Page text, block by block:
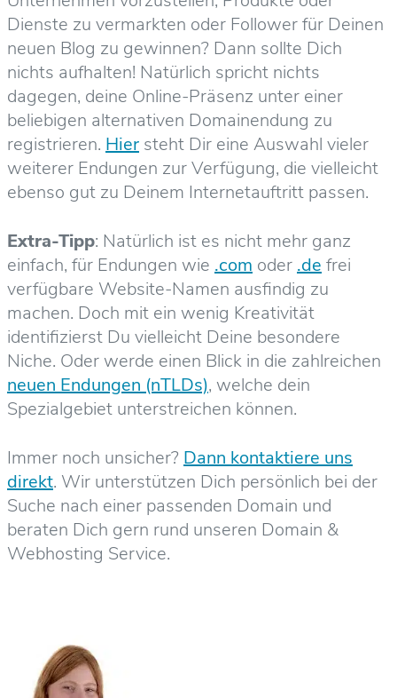
Dienste zu vermarkten oder Follower für Deinen
neuen Blog zu gewinnen? Dann sollte Dich
nichts aufhalten! Natürlich spricht nichts
dagegen, deine Online-Präsenz unter einer
beliebigen alternativen Domainendung zu
registrieren. Hier steht Dir eine Auswahl vieler
weiterer Endungen zur Verfügung, die vielleicht
ebenso gut zu Deinem Internetauftritt passen.
Extra-Tipp: Natürlich ist es nicht mehr ganz
einfach, für Endungen wie .com oder .de frei
verfügbare Website-Namen ausfindig zu
machen. Doch mit ein wenig Kreativität
identifizierst Du vielleicht Deine besondere
Niche. Oder werde einen Blick in die zahlreichen
neuen Endungen (nTLDs), welche dein
Spezialgebiet unterstreichen können.
Immer noch unsicher? Dann kontaktiere uns
direkt. Wir unterstützen Dich persönlich bei der
Suche nach einer passenden Domain und
beraten Dich gern rund unseren Domain &
Webhosting Service.